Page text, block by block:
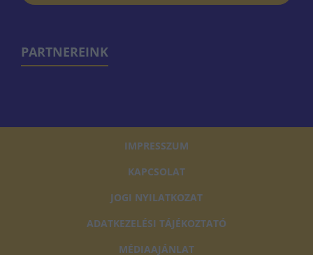
PARTNEREINK
IMPRESSZUM
KAPCSOLAT
JOGI NYILATKOZAT
ADATKEZELÉSI TÁJÉKOZTATÓ
MÉDIAAJÁNLAT